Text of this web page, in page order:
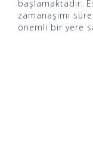
başlamaktadır.
zamanaşımı
önemli bir yere